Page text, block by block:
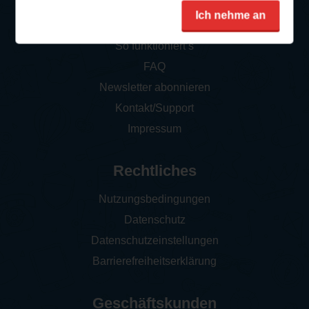
Ich nehme an
So funktioniert‘s
FAQ
Newsletter abonnieren
Kontakt/Support
Impressum
Rechtliches
Nutzungsbedingungen
Datenschutz
Datenschutzeinstellungen
Barrierefreiheitserklärung
Geschäftskunden